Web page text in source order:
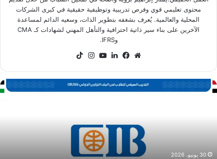
محتوى تعليمي قوي وفرص تدريبية وتوظيفية حقيقية في كبرى الشركات
المحلية والعالمية. يُعرف بشغفه بتطوير الذات، وسعيه الدائم لمساعدة
الآخرين على بناء سير ذاتية احترافية والتأهل المهني لشهادات كـ CMA
وIFRS.
موقعفيسبوكلينكدإن‫YouTube
انستقرام
برنامج
CIB
فرصة30 يونيو، 2026